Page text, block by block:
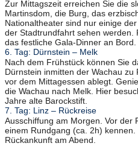
Zur Mittagszeit erreichen Sie die
Martinsdom, die Burg, das
Nationaltheater sind nur einige
der Stadtrundfahrt sehen werden.
das festliche Gala-Dinner an Bord.
6. Tag: Dürnstein – Melk
Nach dem Frühstück können Sie
Dürnstein inmitten der Wachau
vor dem Mittagessen ablegt.
die Wachau nach Melk. Hier
Jahre alte Barockstift.
7. Tag: Linz – Rückreise
Ausschiffung am Morgen. Vor der
einem Rundgang (ca. 2h)
Rückankunft am Abend.